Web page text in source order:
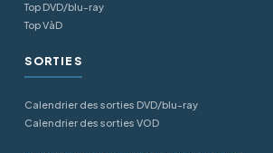
Top DVD/blu-ray
Top VàD
SORTIES
Calendrier des sorties DVD/blu-ray
Calendrier des sorties VOD